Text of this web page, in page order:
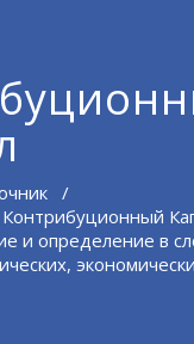
/
и определение в